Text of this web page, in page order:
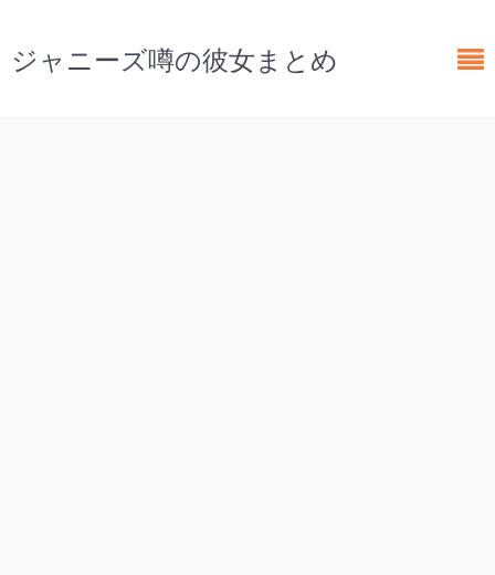
ジャニーズ噂の彼女まとめ